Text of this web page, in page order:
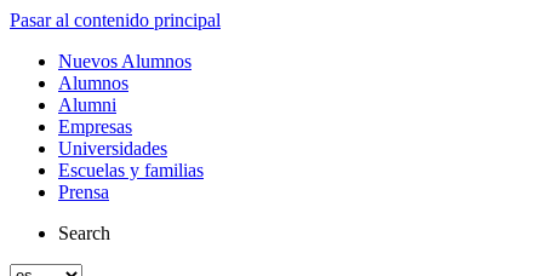
Pasar al contenido principal
Nuevos Alumnos
Alumnos
Alumni
Empresas
Universidades
Escuelas y familias
Prensa
Search